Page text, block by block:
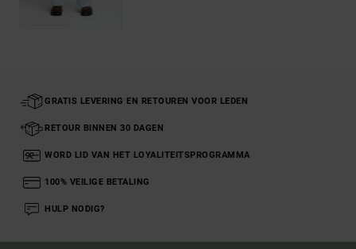
GRATIS LEVERING EN RETOUREN VOOR LEDEN
RETOUR BINNEN 30 DAGEN
WORD LID VAN HET LOYALITEITSPROGRAMMA
100% VEILIGE BETALING
HULP NODIG?